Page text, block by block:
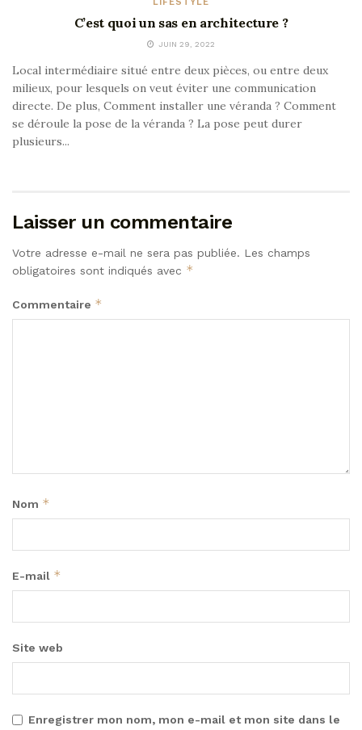
LIFESTYLE
C’est quoi un sas en architecture ?
JUIN 29, 2022
Local intermédiaire situé entre deux pièces, ou entre deux
milieux, pour lesquels on veut éviter une communication
directe. De plus, Comment installer une véranda ? Comment
se déroule la pose de la véranda ? La pose peut durer
plusieurs...
Laisser un commentaire
Votre adresse e-mail ne sera pas publiée. Les champs
obligatoires sont indiqués avec *
Commentaire *
Nom *
E-mail *
Site web
Enregistrer mon nom, mon e-mail et mon site dans le